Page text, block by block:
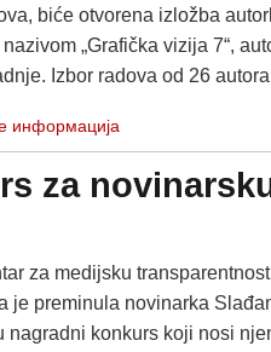
biće otvorena izložba
nazivom „Grafička vizija 7“,
Izbor radova od 26
информација
za
za medijsku
je preminula novinarka
nagradni konkurs koji nosi